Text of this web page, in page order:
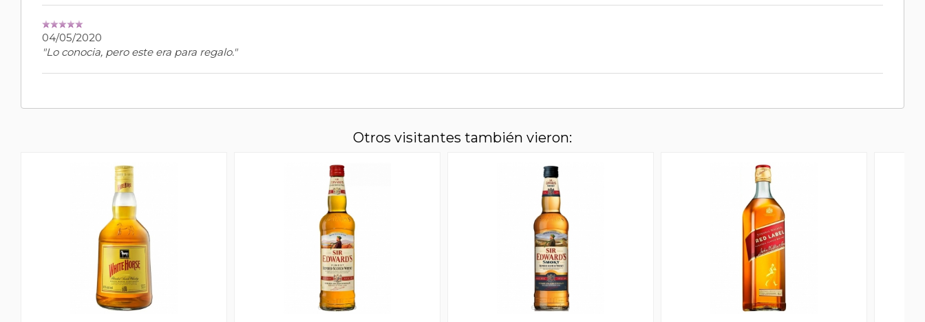
04/05/2020
"Lo conocia, pero este era para regalo."
Otros visitantes también vieron: